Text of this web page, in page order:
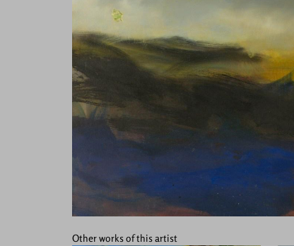
Other works of this artist